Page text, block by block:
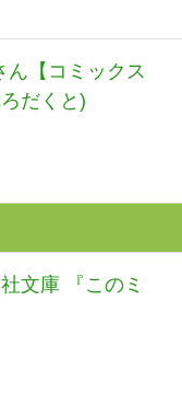
ん【コミックス
だくと)
文庫 『このミ